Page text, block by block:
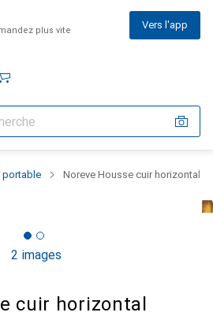
plus vite Vers l'app
portable Noreve Housse cuir horizontal
2 images
cuir horizontal